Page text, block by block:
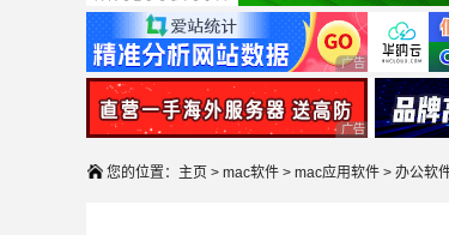
广告 商业广告，
广告 商业广告，
您的位置： 主页 > mac软件 > mac应用软件 > 办公软